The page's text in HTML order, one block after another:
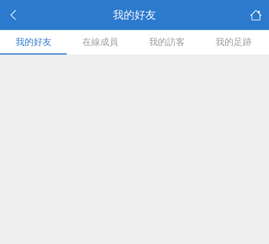
我的好友
我的好友 在線成員 我的訪客 我的足跡